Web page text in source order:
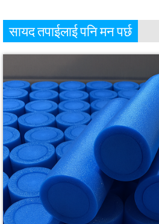
सायद तपाईलाई पनि मन पर्छ